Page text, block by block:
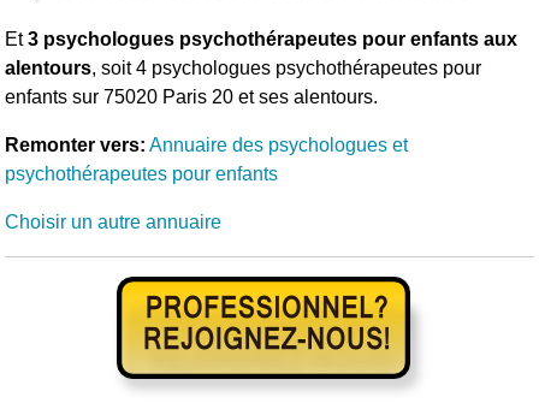
Et3 psychologues psychothérapeutes pour enfants aux
alentours, soit 4 psychologues psychothérapeutes pour
enfants sur 75020 Paris 20 et ses alentours.
Remonter vers: Annuaire des psychologues et
psychothérapeutes pour enfants
Choisir un autre annuaire